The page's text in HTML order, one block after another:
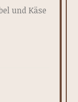
und Käse